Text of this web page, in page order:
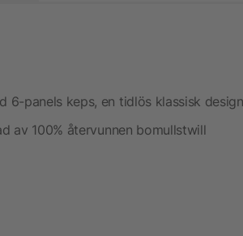
6-panels keps, en tidlös klassisk
av 100% återvunnen bomullstwill